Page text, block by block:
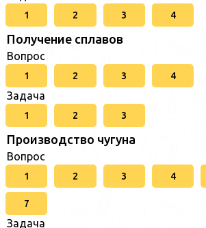
1 2 3 4
Получение сплавов
Вопрос
1 2 3 4
Задача
1 2 3
Производство чугуна
Вопрос
1 2 3 4
7
Задача